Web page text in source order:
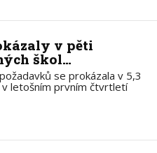
v pěti
škol…
se prokázala v 5,3
v letošním prvním čtvrtletí